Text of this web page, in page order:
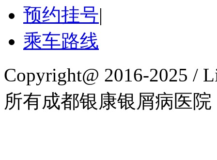
预约挂号|
乘车路线
Copyright@ 2016-2025 /
所有成都银康银屑病医院